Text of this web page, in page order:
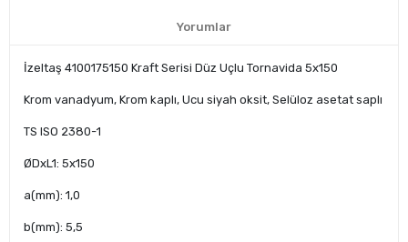
Yorumlar
İzeltaş 4100175150 Kraft Serisi Düz Uçlu Tornavida 5x150
Krom vanadyum, Krom kaplı, Ucu siyah oksit, Selüloz asetat saplı
TS ISO 2380-1
ØDxL1: 5x150
a(mm): 1,0
b(mm): 5,5